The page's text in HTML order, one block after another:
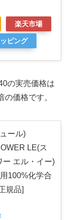
楽天市場
ピング
の実売価格は
価格です。
ール)
LE(ス
ー エル・イー)
100%化学合
規品]